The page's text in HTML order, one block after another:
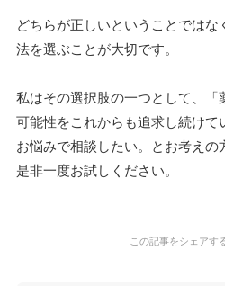
どちらが正しいということでは
法を選ぶことが大切です。
私はその選択肢の一つとして、
可能性をこれからも追求し続けて
お悩みで相談したい。とお考えの
是非一度お試しください。
この記事をシェアす